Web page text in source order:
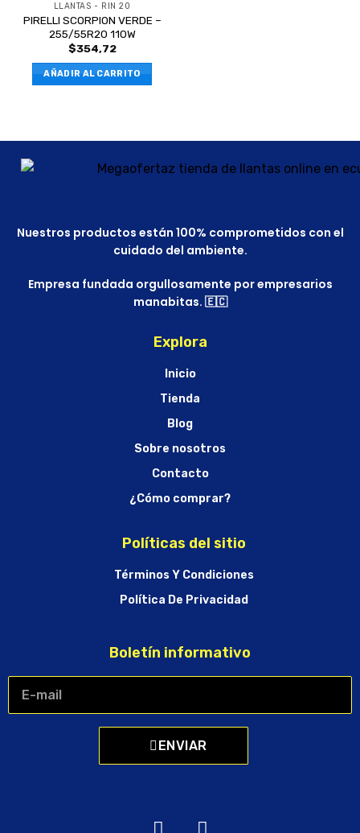
LLANTAS - RIN 20
PIRELLI SCORPION VERDE –
255/55R20 110W
$354,72
AÑADIR AL CARRITO
Nuestros productos están 100% comprometidos con el
cuidado del ambiente.
Empresa fundada orgullosamente por empresarios
manabitas. 🇪🇨
Explora
Inicio
Tienda
Blog
Sobre nosotros
Contacto
¿Cómo comprar?
Políticas del sitio
Términos Y Condiciones
Política De Privacidad
Boletín informativo
ENVIAR